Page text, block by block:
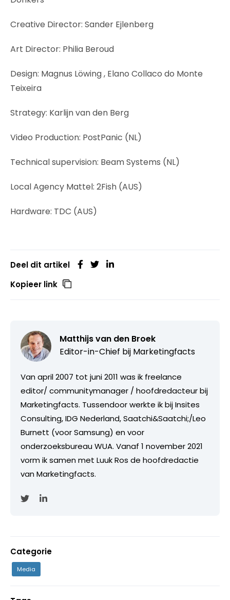
Creative Director: Sander Ejlenberg
Art Director: Philia Beroud
Design: Magnus Löwing , Elano Collaco do Monte
Teixeira
Strategy: Karlijn van den Berg
Video Production: PostPanic (NL)
Technical supervision: Beam Systems (NL)
Local Agency Mattel: 2Fish (AUS)
Hardware: TDC (AUS)
Deel dit artikel
Kopieer link
Matthijs van den Broek
Editor-in-Chief bij Marketingfacts
Van april 2007 tot juni 2011 was ik freelance
editor/ communitymanager / hoofdredacteur bij
Marketingfacts. Tussendoor werkte ik bij Insites
Consulting, IDG Nederland, Saatchi&Saatchi;/Leo
Burnett (voor Samsung) en voor
onderzoeksbureau WUA. Vanaf 1 november 2021
vorm ik samen met Luuk Ros de hoofdredactie
van Marketingfacts.
Categorie
Media